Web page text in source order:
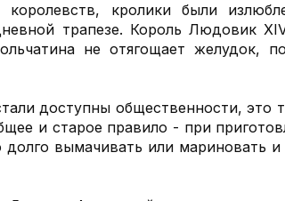
кролики были
трапезе. Король Людовик
не отягощает желудок,
доступны общественности, это
и старое правило - при
долго вымачивать или мариновать